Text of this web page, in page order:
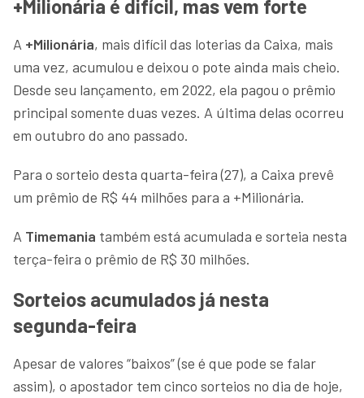
+Milionária é difícil, mas vem forte
A +Milionária, mais difícil das loterias da Caixa, mais
uma vez, acumulou e deixou o pote ainda mais cheio.
Desde seu lançamento, em 2022, ela pagou o prêmio
principal somente duas vezes. A última delas ocorreu
em outubro do ano passado.
Para o sorteio desta quarta-feira (27), a Caixa prevê
um prêmio de R$ 44 milhões para a +Milionária.
A Timemania também está acumulada e sorteia nesta
terça-feira o prêmio de R$ 30 milhões.
Sorteios acumulados já nesta
segunda-feira
Apesar de valores “baixos” (se é que pode se falar
assim), o apostador tem cinco sorteios no dia de hoje,